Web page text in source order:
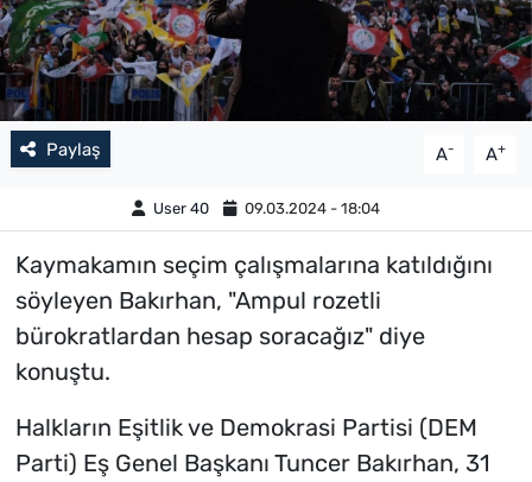
Paylaş A- A+
User 40 09.03.2024 - 18:04
Kaymakamın seçim çalışmalarına katıldığını
söyleyen Bakırhan, "Ampul rozetli
bürokratlardan hesap soracağız" diye
konuştu.
Halkların Eşitlik ve Demokrasi Partisi (DEM
Parti) Eş Genel Başkanı Tuncer Bakırhan, 31